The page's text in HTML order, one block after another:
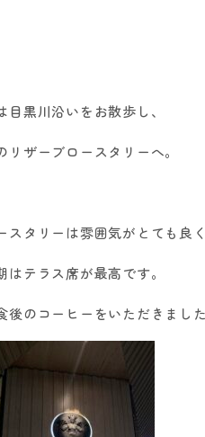
目黒川沿いをお散歩し、
リザーブロースタリーへ。
スタリーは雰囲気がとても良く
はテラス席が最高です。
後のコーヒーをいただきました